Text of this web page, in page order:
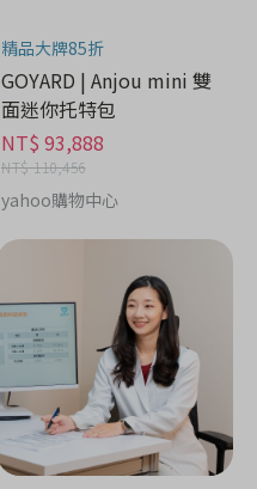
精品大牌85折
GOYARD | Anjou mini 雙
面迷你托特包
NT$ 93,888
NT$ 110,456
yahoo購物中心